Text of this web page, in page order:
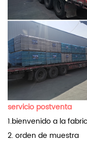
servicio postventa
1.bienvenido a la
2. orden de muestra